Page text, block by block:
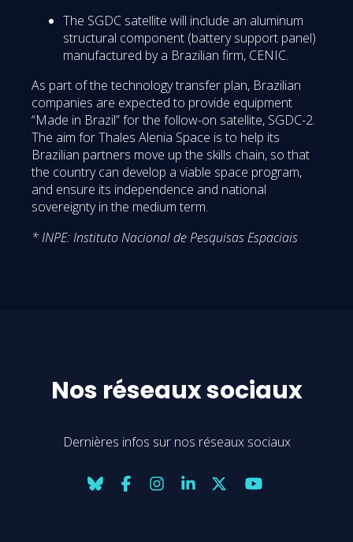
The SGDC satellite will include an aluminum
structural component (battery support panel)
manufactured by a Brazilian firm, CENIC.
As part of the technology transfer plan, Brazilian
companies are expected to provide equipment
“Made in Brazil” for the follow-on satellite, SGDC-2.
The aim for Thales Alenia Space is to help its
Brazilian partners move up the skills chain, so that
the country can develop a viable space program,
and ensure its independence and national
sovereignty in the medium term.
* INPE: Instituto Nacional de Pesquisas Espaciais
Nos réseaux sociaux
Dernières infos sur nos réseaux sociaux